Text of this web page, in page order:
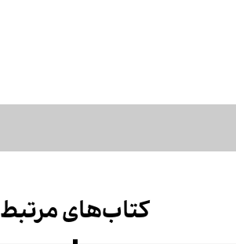
کتاب‌های مرتبط